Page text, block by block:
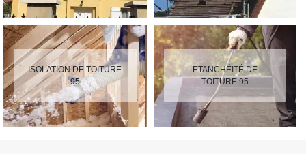
ISOLATION DE TOITURE
95
ETANCHÉITÉ DE
TOITURE 95